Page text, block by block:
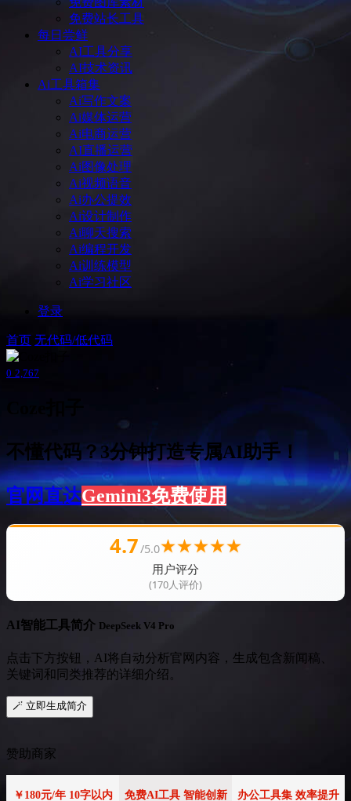
免费站长工具
每日尝鲜
AI工具分享
AI技术资讯
Ai工具箱集
Ai写作文案
Ai媒体运营
Ai电商运营
AI直播运营
Ai图像处理
Ai视频语音
Ai办公提效
Ai设计制作
Ai聊天搜索
Ai编程开发
Ai训练模型
Ai学习社区
登录
首页 无代码/低代码
0 2,767
不懂代码？3分钟打造专属AI助手！
官网直达Gemini3免费使用
4.7/5.0★★★★★
用户评分
(170人评价)
AI智能工具简介 DeepSeek V4 Pro
点击下方按钮，AI将自动分析官网内容，生成包含新闻稿、
关键词和同类推荐的详细介绍。
🪄 立即生成简介
赞助商家
￥180元/年 10字以内 免费AI工具 智能创新 办公工具集 效率提升